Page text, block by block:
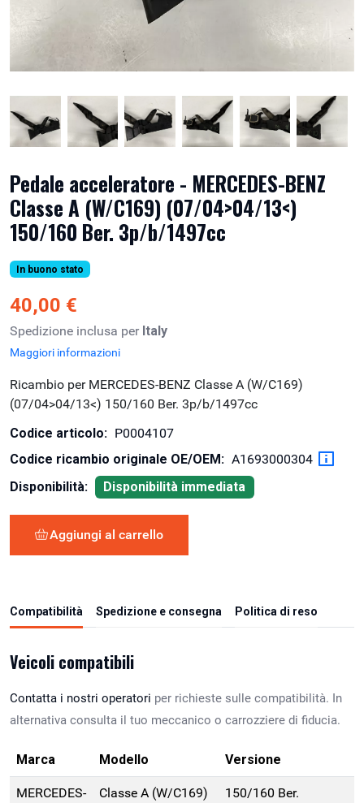
Pedale acceleratore - MERCEDES-BENZ
Classe A (W/C169) (07/04>04/13<)
150/160 Ber. 3p/b/1497cc
In buono stato
40,00 €
Spedizione inclusa per Italy
Maggiori informazioni
Ricambio per MERCEDES-BENZ Classe A (W/C169)
(07/04>04/13<) 150/160 Ber. 3p/b/1497cc
Codice articolo: P0004107
Codice ricambio originale OE/OEM: A1693000304
Disponibilità:
Disponibilità immediata
Aggiungi al carrello
Compatibilità Spedizione e consegna Politica di reso
Veicoli compatibili
Contatta i nostri operatori per richieste sulle compatibilità. In
alternativa consulta il tuo meccanico o carrozziere di fiducia.
Marca Modello Versione
MERCEDES-
Classe A (W/C169)
150/160 Ber.